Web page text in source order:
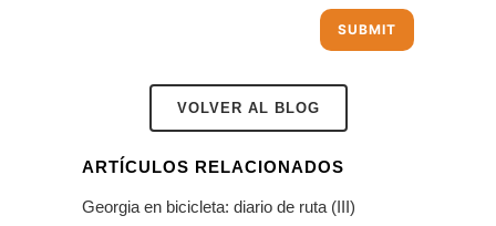
VOLVER AL BLOG
ARTÍCULOS RELACIONADOS
Georgia en bicicleta: diario de ruta (III)